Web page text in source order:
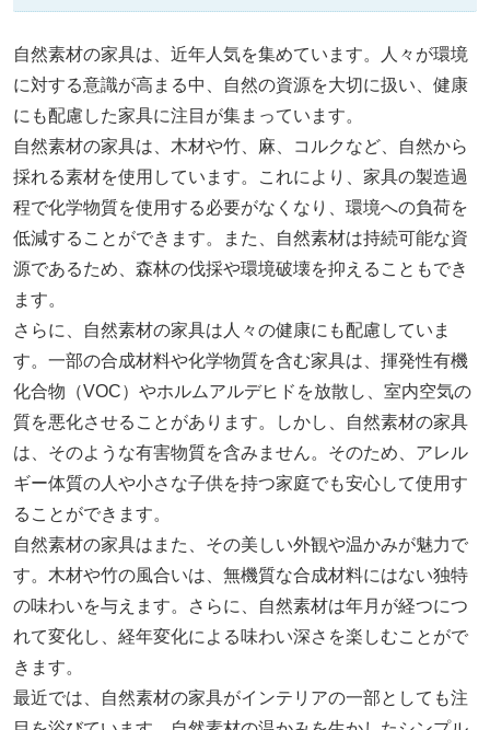
自然素材の家具は、近年人気を集めています。人々が環境
に対する意識が高まる中、自然の資源を大切に扱い、健康
にも配慮した家具に注目が集まっています。
自然素材の家具は、木材や竹、麻、コルクなど、自然から
採れる素材を使用しています。これにより、家具の製造過
程で化学物質を使用する必要がなくなり、環境への負荷を
低減することができます。また、自然素材は持続可能な資
源であるため、森林の伐採や環境破壊を抑えることもでき
ます。
さらに、自然素材の家具は人々の健康にも配慮していま
す。一部の合成材料や化学物質を含む家具は、揮発性有機
化合物（VOC）やホルムアルデヒドを放散し、室内空気の
質を悪化させることがあります。しかし、自然素材の家具
は、そのような有害物質を含みません。そのため、アレル
ギー体質の人や小さな子供を持つ家庭でも安心して使用す
ることができます。
自然素材の家具はまた、その美しい外観や温かみが魅力で
す。木材や竹の風合いは、無機質な合成材料にはない独特
の味わいを与えます。さらに、自然素材は年月が経つにつ
れて変化し、経年変化による味わい深さを楽しむことがで
きます。
最近では、自然素材の家具がインテリアの一部としても注